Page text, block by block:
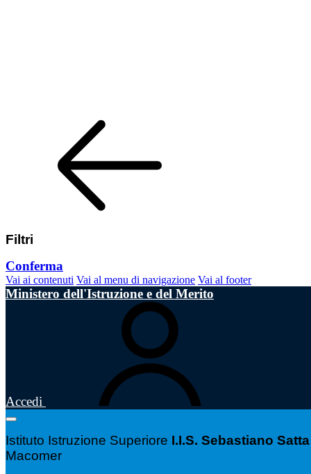
Filtri
Conferma
Vai ai contenuti Vai al menu di navigazione Vai al footer
Ministero dell'Istruzione e del Merito
Accedi
Istituto Istruzione Superiore I.I.S. Sebastiano Satta
Macomer